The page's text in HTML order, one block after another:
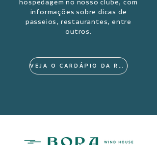
hospedagem no nosso clube, com
informações sobre dicas de
passeios, restaurantes, entre
outros.
VEJA O CARDÁPIO DA REGIÃO